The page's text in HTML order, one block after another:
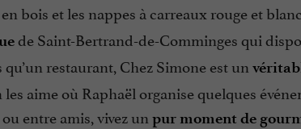
bois et les nappes à carreaux rouge et
de Saint-Bertrand-de-Comminges qui
restaurant, Chez Simone est un
aime où Raphaël organise quelques
entre amis, vivez un pur moment de